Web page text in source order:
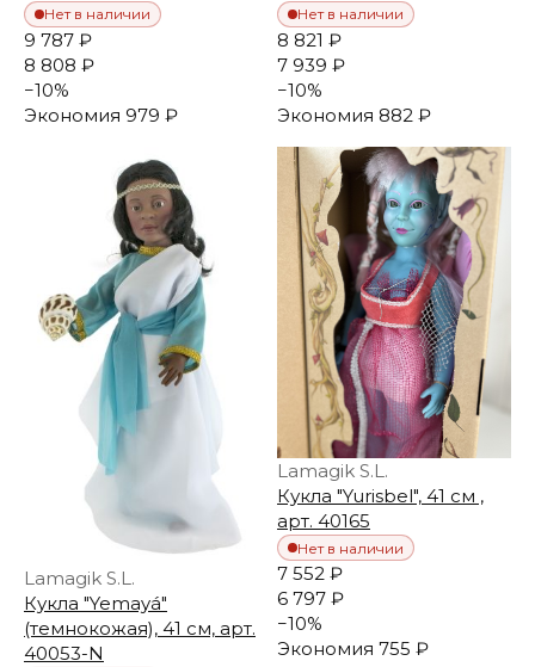
Нет в наличии
9 787 ₽
8 808 ₽
−10%
Экономия 979 ₽
Нет в наличии
8 821 ₽
7 939 ₽
−10%
Экономия 882 ₽
Lamagik S.L.
Кукла "Yemayá"
(темнокожая), 41 см, арт.
40053-N
Lamagik S.L.
Кукла "Yurisbel", 41 см ,
арт. 40165
Нет в наличии
7 552 ₽
6 797 ₽
−10%
Экономия 755 ₽